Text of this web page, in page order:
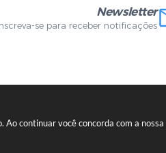
Ao continuar você concorda com a nossa
Newsletter
se para receber notificações